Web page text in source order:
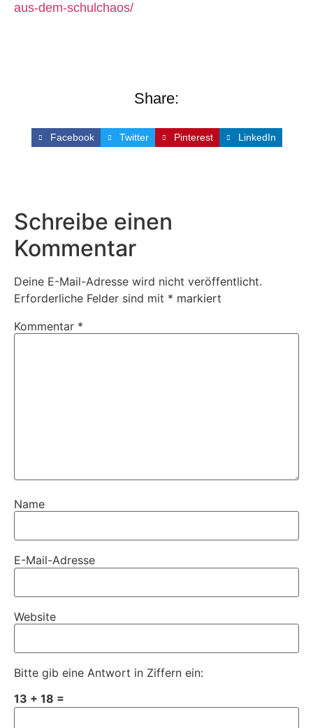
aus-dem-schulchaos/
Share:
Facebook Twitter Pinterest LinkedIn
Schreibe einen
Kommentar
Deine E-Mail-Adresse wird nicht veröffentlicht.
Erforderliche Felder sind mit * markiert
Kommentar *
Name
E-Mail-Adresse
Website
Bitte gib eine Antwort in Ziffern ein:
13 + 18 =